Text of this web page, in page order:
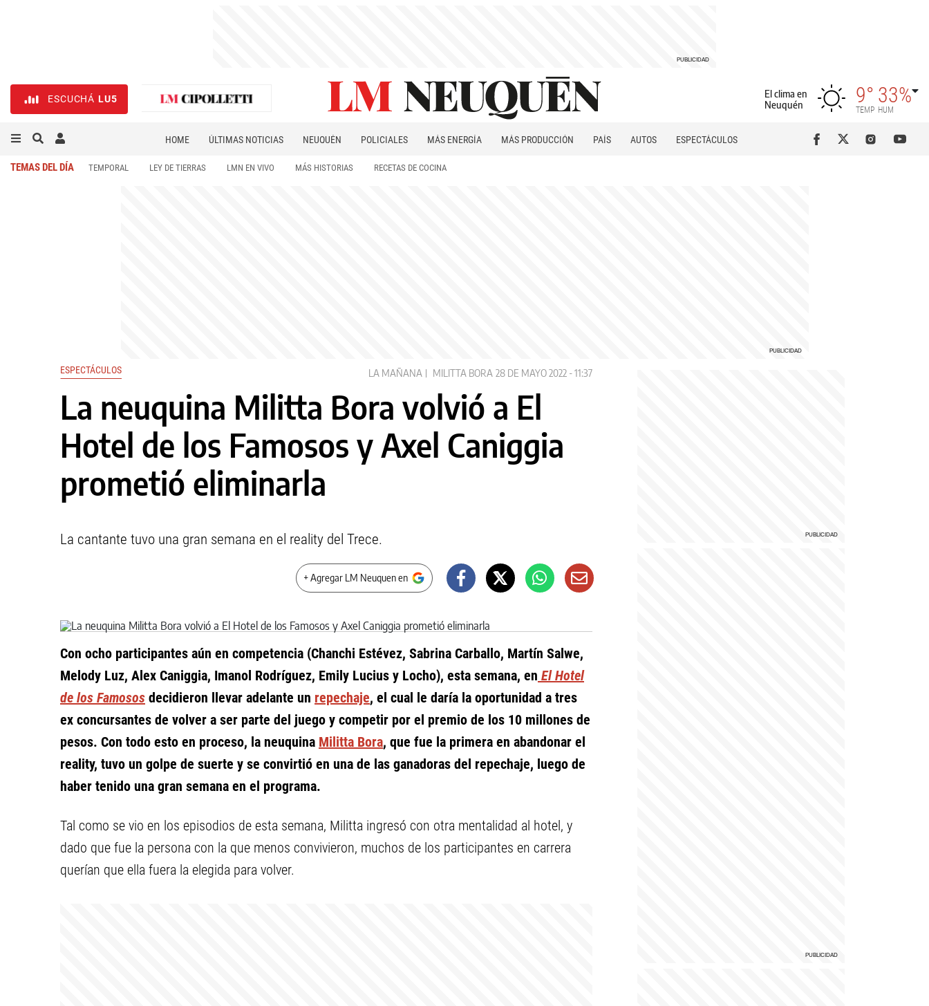
ESCUCHÁ LU5
El clima en
Neuquén
9°
TEMP
33%
HUM
HOME ÚLTIMAS NOTICIAS NEUQUÉN POLICIALES MÁS ENERGÍA MÁS PRODUCCIÓN PAÍS AUTOS
ESPECTÁCULOS
TEMAS DEL DÍA TEMPORAL LEY DE TIERRAS LMN EN VIVO MÁS HISTORIAS RECETAS DE COCINA
ESPECTÁCULOS LA MAÑANA MILITTA BORA 28 DE MAYO 2022 - 11:37
La neuquina Militta Bora volvió a El
Hotel de los Famosos y Axel Caniggia
prometió eliminarla
La cantante tuvo una gran semana en el reality del Trece.
+ Agregar LM Neuquen en
Con ocho participantes aún en competencia (Chanchi Estévez, Sabrina Carballo, Martín Salwe,
Melody Luz, Alex Caniggia, Imanol Rodríguez, Emily Lucius y Locho), esta semana, en El Hotel
de los Famosos decidieron llevar adelante un repechaje, el cual le daría la oportunidad a tres
ex concursantes de volver a ser parte del juego y competir por el premio de los 10 millones de
pesos. Con todo esto en proceso, la neuquina Militta Bora, que fue la primera en abandonar el
reality, tuvo un golpe de suerte y se convirtió en una de las ganadoras del repechaje, luego de
haber tenido una gran semana en el programa.
Tal como se vio en los episodios de esta semana, Militta ingresó con otra mentalidad al hotel, y
dado que fue la persona con la que menos convivieron, muchos de los participantes en carrera
querían que ella fuera la elegida para volver.